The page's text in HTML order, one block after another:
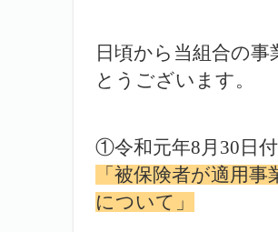
日頃から当組合の
とうございます。
①令和元年8月30日
「被保険者が適用
について」